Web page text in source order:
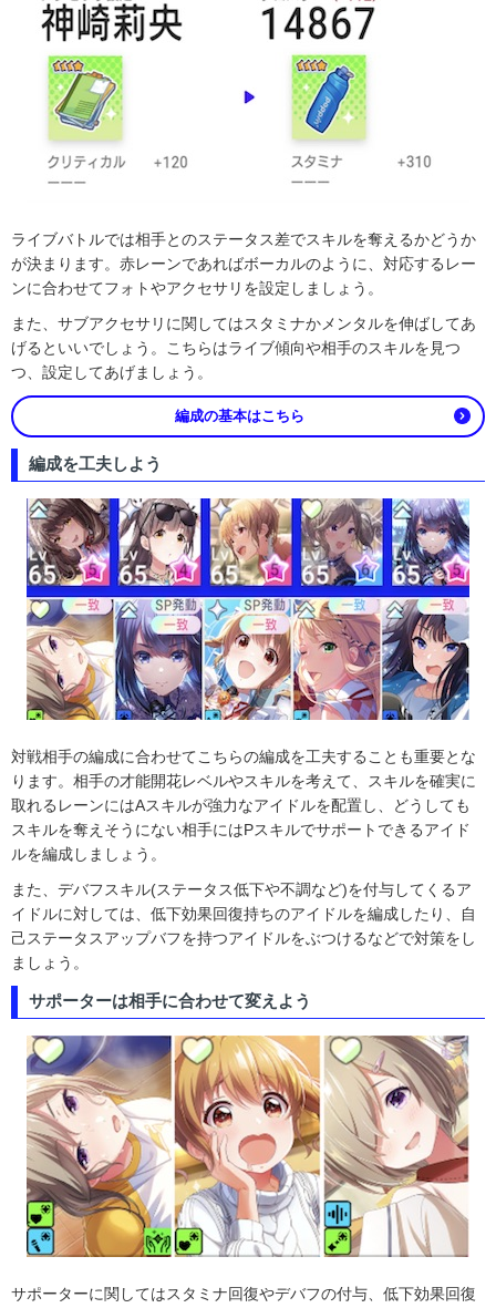
ライブバトルでは相手とのステータス差でスキルを奪えるかどうか
が決まります。赤レーンであればボーカルのように、対応するレー
ンに合わせてフォトやアクセサリを設定しましょう。
また、サブアクセサリに関してはスタミナかメンタルを伸ばしてあ
げるといいでしょう。こちらはライブ傾向や相手のスキルを見つ
つ、設定してあげましょう。
編成の基本はこちら
編成を工夫しよう
対戦相手の編成に合わせてこちらの編成を工夫することも重要とな
ります。相手の才能開花レベルやスキルを考えて、スキルを確実に
取れるレーンにはAスキルが強力なアイドルを配置し、どうしても
スキルを奪えそうにない相手にはPスキルでサポートできるアイド
ルを編成しましょう。
また、デバフスキル(ステータス低下や不調など)を付与してくるア
イドルに対しては、低下効果回復持ちのアイドルを編成したり、自
己ステータスアップバフを持つアイドルをぶつけるなどで対策をし
ましょう。
サポーターは相手に合わせて変えよう
サポーターに関してはスタミナ回復やデバフの付与、低下効果回復